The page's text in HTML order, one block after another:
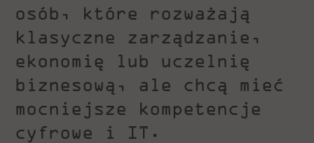
osób, które rozważają
klasyczne zarządzanie,
ekonomię lub uczelnię
biznesową, ale chcą mieć
mocniejsze kompetencje
cyfrowe i IT.